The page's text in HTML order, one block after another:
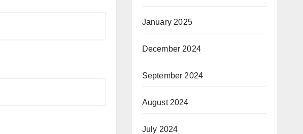
January 2025
December 2024
September 2024
August 2024
July 2024